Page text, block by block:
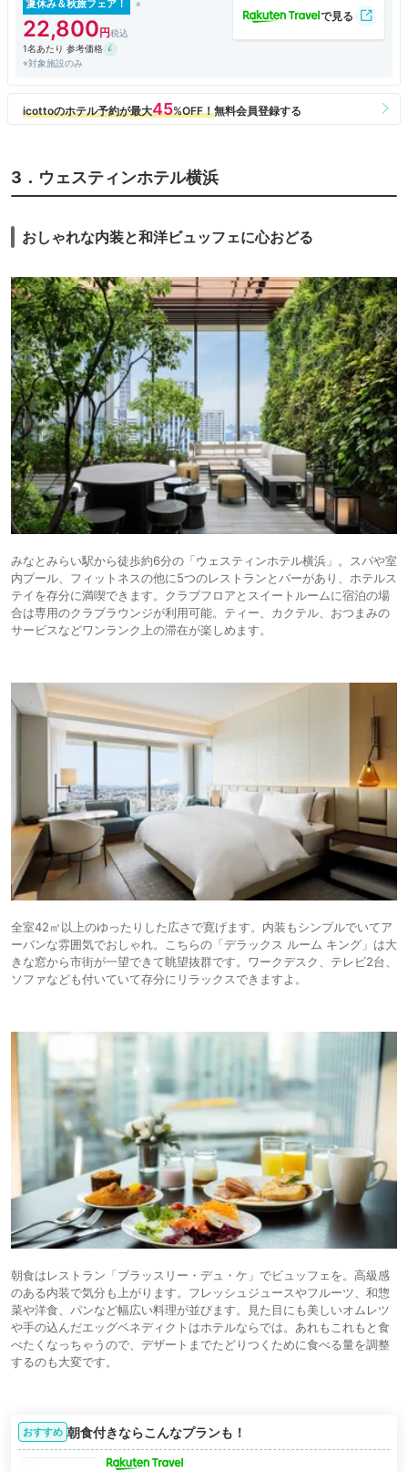
フラダンスショーの案内もなかったです。プールが別料金なので、このフ
ランダンスショーくらいしかハワイらしさはないのに？？？
プール別料金なのは、かなりおどろき。滞在中は何度も使えますって強調
して説明してましたが、重要なのそこじゃないから。ハワイらしさだせる
のって、むしろプールくらいしかないんじゃないかと思いましたが、ここ
チェックイン時に翌朝の朝刊を聞かれましたが、新聞は届きませんでし
届かないって、、、オペレーションできないなら、こんなサービスいらな
いと思います。
朝食会場は、窓なしの空間で非常に閉塞感があります。料理の品数もやや
い。アサイーボウルは思ったより小さいのも残念な感じ。個人的には、和
風の焼き魚や中華街つながり？のシューマイとかはいらないのでは。品数
ブキッチンでロコモコ丼とか。それからシンパンケーキは、デザートでは
なく、むしろ主食なのでは。これで１人５０００円はちょっとないかな
と。
全体的なコスパは良好なものの、残念なところも目立つ感じかなと思いま
した。
夏休み＆秋旅フェア！
22,800
1名あたり 参考価格
※対象施設のみ
3．ウェスティンホテル横浜
おしゃれな内装と和洋ビュッフェに心おどる
みなとみらい駅から徒歩約6分の「ウェスティンホテル横浜」。スパや室
内プール、フィットネスの他に5つのレストランとバーがあり、ホテルス
テイを存分に満喫できます。クラブフロアとスイートルームに宿泊の場
合は専用のクラブラウンジが利用可能。ティー、カクテル、おつまみの
サービスなどワンランク上の滞在が楽しめます。
全室42㎡以上のゆったりした広さで寛げます。内装もシンプルでいてア
ーバンな雰囲気でおしゃれ。こちらの「デラックス ルーム キング」は大
きな窓から市街が一望できて眺望抜群です。ワークデスク、テレビ2台、
ソファなども付いていて存分にリラックスできますよ。
朝食はレストラン「ブラッスリー・デュ・ケ」でビュッフェを。高級感
のある内装で気分も上がります。フレッシュジュースやフルーツ、和惣
菜や洋食、パンなど幅広い料理が並びます。見た目にも美しいオムレツ
や手の込んだエッグベネディクトはホテルならでは。あれもこれもと食
べたくなっちゃうので、デザートまでたどりつくために食べる量を調整
するのも大変です。
おすすめ 朝食付きならこんなプランも！